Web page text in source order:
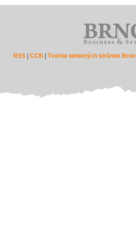
RSS |CCB |Tvorba webových stránek Brno